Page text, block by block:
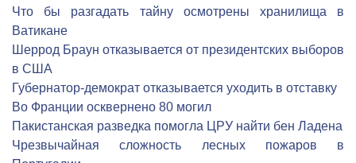
Что бы разгадать тайну осмотрены хранилища в
Ватикане
Шеррод Браун отказывается от президентских выборов
в США
Губернатор-демократ отказывается уходить в отставку
Во Франции осквернено 80 могил
Пакистанская разведка помогла ЦРУ найти бен Ладена
Чрезвычайная сложность лесных пожаров в